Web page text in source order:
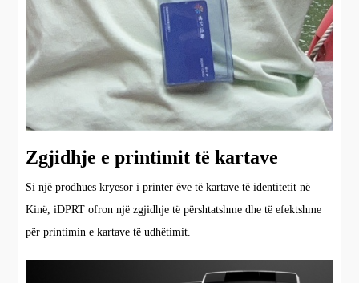
Zgjidhje e printimit të kartave
Si një prodhues kryesor i printer ëve të kartave të identitetit në
Kinë, iDPRT ofron një zgjidhje të përshtatshme dhe të efektshme
për printimin e kartave të udhëtimit.